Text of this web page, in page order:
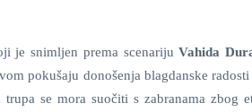
je snimljen prema scenarijuVahida
pokušaju donošenja blagdanske
se mora suočiti s zabranama zbog